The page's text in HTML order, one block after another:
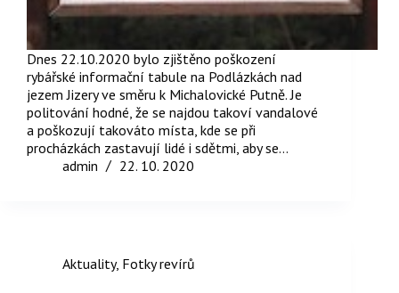
Dnes 22.10.2020 bylo zjištěno poškození
rybářské informační tabule na Podlázkách nad
jezem Jizery ve směru k Michalovické Putně. Je
politování hodné, že se najdou takoví vandalové
a poškozují takováto místa, kde se při
procházkách zastavují lidé i sdětmi, aby se…
admin
22. 10. 2020
Aktuality, Fotky revírů